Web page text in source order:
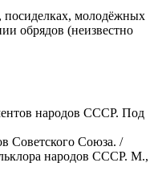
посиделках, молодёжных
обрядов (неизвестно
народов СССР. Под
Советского Союза. /
народов СССР. М.,